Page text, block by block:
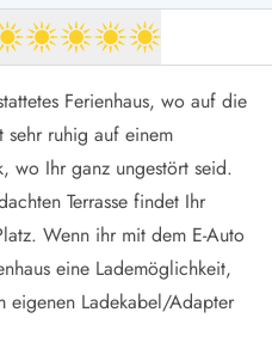
5 von 5
Ferienhaus, wo auf die
sehr ruhig auf einem
wo Ihr ganz ungestört seid.
Terrasse findet Ihr
Wenn ihr mit dem E-Auto
eine Lademöglichkeit,
eigenen Ladekabel/Adapter